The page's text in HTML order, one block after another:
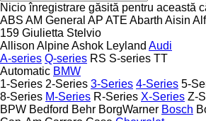
Nicio înregistrare găsită pentru această
ABS AM General AP ATE Abarth Aisin
159 Giulietta Stelvio
Allison AlpineAshok Leyland Audi
A-series Q-series RS S-series TT
Automatic BMW
1-Series 2-Series 3-Series 4-Series 5-
8-Series M-Series R-Series X-Series Z-
BPW Bedford Behr BorgWarner Bosch